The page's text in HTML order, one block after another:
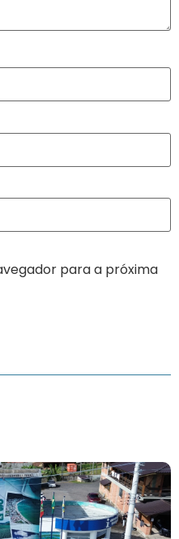
para a próxima